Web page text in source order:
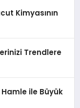
Kimyasının
Trendlere
Hamle ile Büyük